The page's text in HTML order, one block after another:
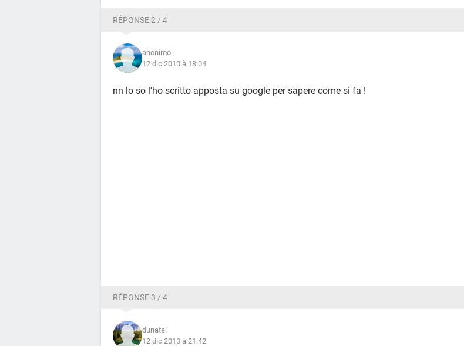
RÉPONSE 2 / 4
anonimo
12 dic 2010 à 18:04
nn lo so l'ho scritto apposta su google per sapere come si fa !
RÉPONSE 3 / 4
dunatel
12 dic 2010 à 21:42